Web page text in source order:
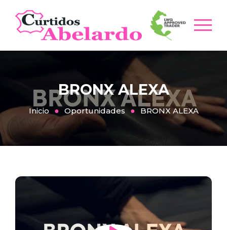
BRONX ALEXA
Inicio Oportunidades BRONX ALEXA